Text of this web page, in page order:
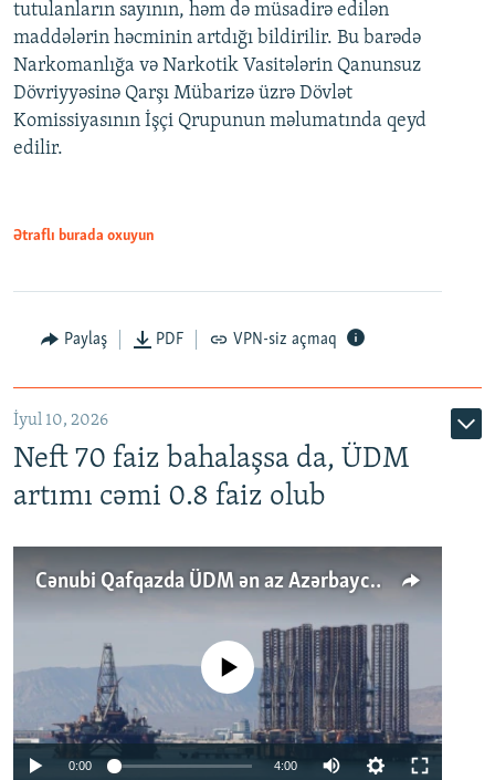
tutulanların sayının, həm də müsadirə edilən
maddələrin həcminin artdığı bildirilir. Bu barədə
Narkomanlığa və Narkotik Vasitələrin Qanunsuz
Dövriyyəsinə Qarşı Mübarizə üzrə Dövlət
Komissiyasının İşçi Qrupunun məlumatında qeyd
edilir.
Ətraflı burada oxuyun
Paylaş PDF VPN-siz açmaq
İyul 10, 2026
Neft 70 faiz bahalaşsa da, ÜDM
artımı cəmi 0.8 faiz olub
Cənubi Qafqazda ÜDM ən az Azərbaycanda artır: Qonşuları niyə Bakını qabaqlaya bilir?
No media source currently available
0:00 4:00